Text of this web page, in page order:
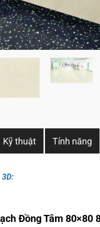
Kỹ thuật Tính năng
Đồng Tâm 80×80